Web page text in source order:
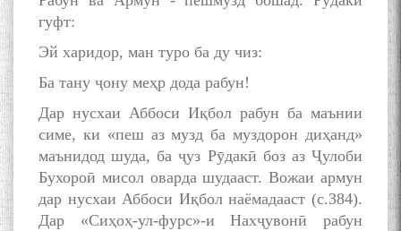
гуфт:
Эй харидор, ман туро ба ду чиз:
Ба тану ҷону меҳр дода рабун!
Дар нусхаи Аббоси Иқбол рабун ба маънии
симе, ки «пеш аз музд ба муздорон диҳанд»
маънидод шуда, ба ҷуз Рӯдакӣ боз аз Ҷулоби
Бухороӣ мисол оварда шудааст. Вожаи армун
дар нусхаи Аббоси Иқбол наёмадааст (с.384).
Дар «Сиҳоҳ-ул-фурс»-и Нахҷувонӣ рабун